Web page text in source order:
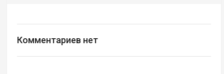
Комментариев нет